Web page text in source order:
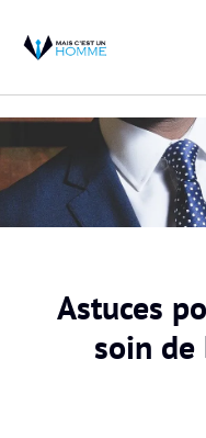
Astuces
soin de